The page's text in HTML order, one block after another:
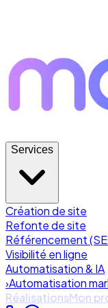
Services
Création de site
Refonte de site
Référencement
Visibilité en ligne
Automatisation & IA
›Automatisation
RéalisationsMon